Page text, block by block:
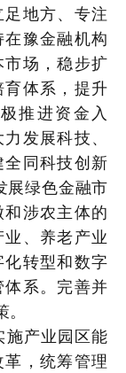
地方、专注
豫金融机构
场，稳步扩
体系，提升
推进资金入
发展科技、
同科技创新
展绿色金融市
涉农主体的
、养老产业
转型和数字
系。完善并
施产业园区能
，统筹管理